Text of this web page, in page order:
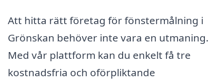
Att hitta rätt företag för fönstermålning i
Grönskan behöver inte vara en utmaning.
Med vår plattform kan du enkelt få tre
kostnadsfria och oförpliktande